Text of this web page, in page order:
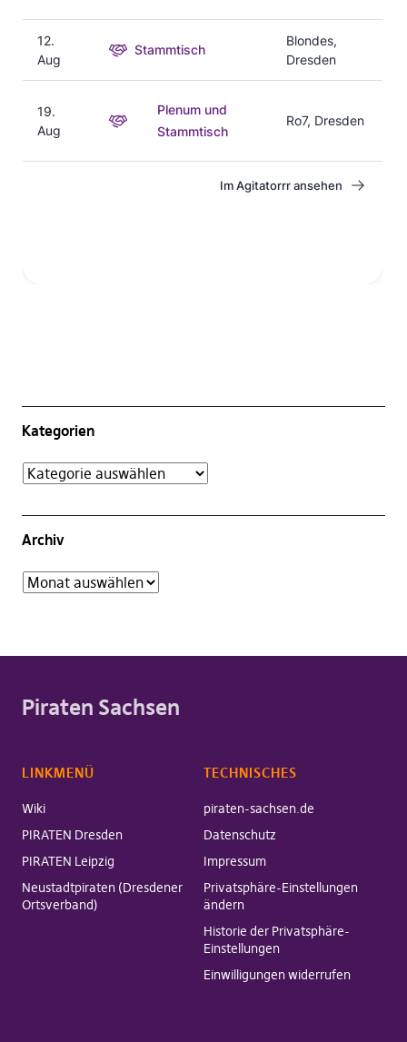
Kategorien
Archiv
Piraten Sachsen
LINKMENÜ
Wiki
PIRATEN Dresden
PIRATEN Leipzig
Neustadtpiraten (Dresdener
Ortsverband)
TECHNISCHES
piraten-sachsen.de
Datenschutz
Impressum
Privatsphäre-Einstellungen
ändern
Historie der Privatsphäre-
Einstellungen
Einwilligungen widerrufen